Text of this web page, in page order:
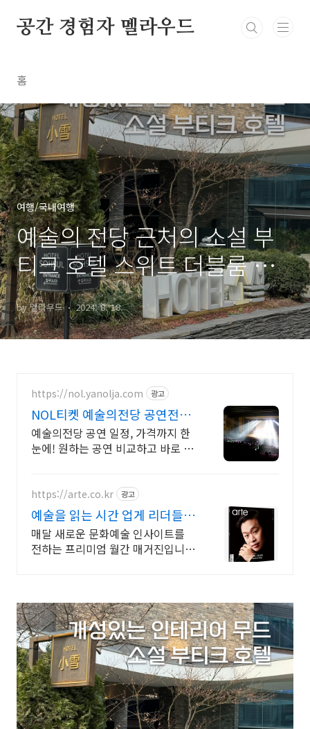
공간 경험자 멜라우드
홈
여행/국내여행
예술의 전당 근처의 소설 부
티크 호텔 스위트 더블룸 후
기 / 남부터미널 호텔 소설
by 멜라우드 2024. 8. 18.
https://nol.yanolja.com 광고
NOL티켓 예술의전당 공연전시
~55% 할인
예술의전당 공연 일정, 가격까지 한
눈에! 원하는 공연 비교하고 바로 예
https://arte.co.kr 광고
예술을 읽는 시간 업게 리더들이
선택한 매거진
매달 새로운 문화예술 인사이트를
전하는 프리미엄 월간 매거진입니